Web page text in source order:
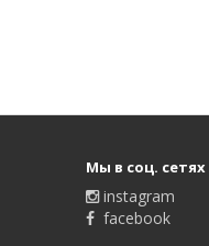
Мы в соц. сетях
instagram
facebook